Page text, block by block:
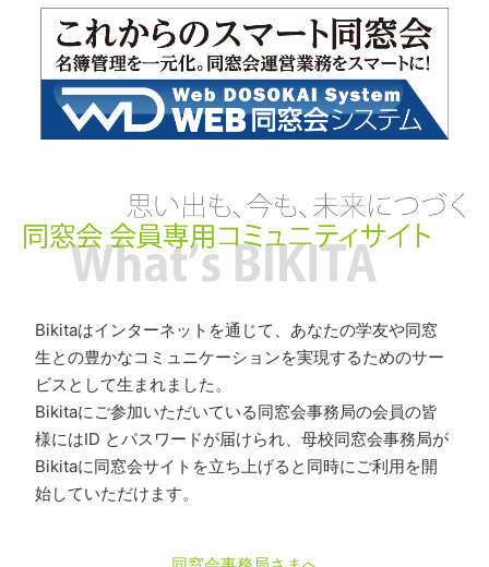
Bikitaはインターネットを通じて、あなたの学友や同窓
生との豊かなコミュニケーションを実現するためのサー
ビスとして生まれました。
Bikitaにご参加いただいている同窓会事務局の会員の皆
様にはID とパスワードが届けられ、母校同窓会事務局が
Bikitaに同窓会サイトを立ち上げると同時にご利用を開
始していただけます。